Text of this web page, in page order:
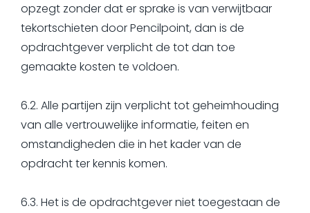
opzegt zonder dat er sprake is van verwijtbaar
tekortschieten door Pencilpoint, dan is de
opdrachtgever verplicht de tot dan toe
gemaakte kosten te voldoen.
6.2. Alle partijen zijn verplicht tot geheimhouding
van alle vertrouwelijke informatie, feiten en
omstandigheden die in het kader van de
opdracht ter kennis komen.
6.3. Het is de opdrachtgever niet toegestaan de